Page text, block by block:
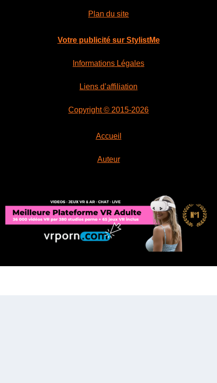
Plan du site
Votre publicité sur StylistMe
Informations Légales
Liens d’affiliation
Copyright © 2015-2026
Accueil
Auteur